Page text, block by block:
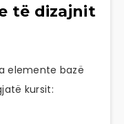
të dizajnit
elemente bazë
kursit: